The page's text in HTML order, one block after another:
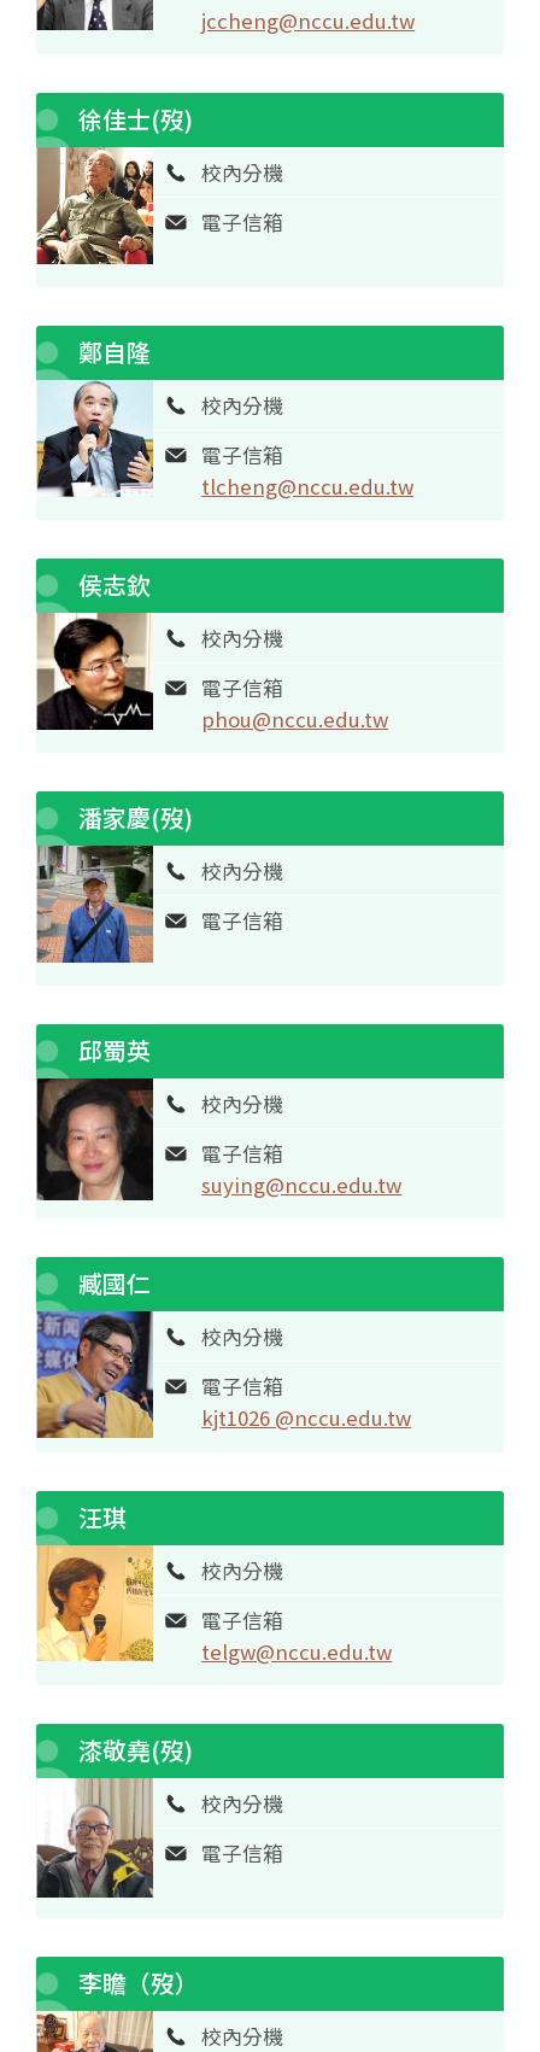
jccheng@nccu.edu.tw
徐佳士(歿)
校內分機
電子信箱
鄭自隆
校內分機
電子信箱
tlcheng@nccu.edu.tw
侯志欽
校內分機
電子信箱
phou@nccu.edu.tw
潘家慶(歿)
校內分機
電子信箱
邱蜀英
校內分機
電子信箱
suying@nccu.edu.tw
臧國仁
校內分機
電子信箱
kjt1026 @nccu.edu.tw
汪琪
校內分機
電子信箱
telgw@nccu.edu.tw
漆敬堯(歿)
校內分機
電子信箱
李瞻（歿）
校內分機